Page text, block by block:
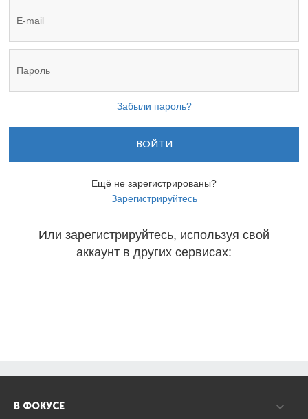
Забыли пароль?
ВОЙТИ
Ещё не зарегистрированы?
Зарегистрируйтесь
Или зарегистрируйтесь, используя свой
аккаунт в других сервисах:
В ФОКУСЕ